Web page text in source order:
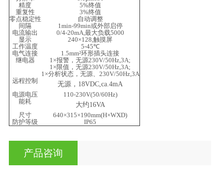
精度
5%终值
重复性
3%终值
零点稳定性
自动调整
间隔
1min-99min或外部启停
电流输出
0/4-20mA,最大负载5000
显示
240×128,触摸屏
工作温度
5-45℃
电气连接
1.5mm²环形插头连接
继电器
1×报警，无源230V/50Hz,3A;
1×限值，无源230V/50Hz,3A;
1×分析状态，无源、230V/50Hz,3A
远程控制
无源， 18VDC,ca.4mA
电源电压
110-230V(50/60Hz)
能耗
大约16VA
尺寸
640×315×190mm(H×WXD)
防护等级
IP65
产品咨询